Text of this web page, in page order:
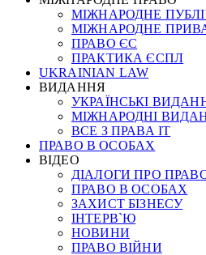
МІЖНАРОДНЕ
МІЖНАРОДНЕ
ПРАВО ЄС
ПРАКТИКА ЄСПЛ
UKRAINIAN LAW
ВИДАННЯ
УКРАЇНСЬКІ
МІЖНАРОДНІ
ВСЕ З ПРАВА ІТ
ПРАВО В ОСОБАХ
ВІДЕО
ДІАЛОГИ ПРО
ПРАВО В ОСОБАХ
ЗАХИСТ БІЗНЕСУ
ІНТЕРВ`Ю
НОВИНИ
ПРАВО ВІЙНИ